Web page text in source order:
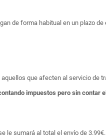
de forma habitual en un plazo
que afecten al servicio de
impuestos pero sin contar
sumará al total el envío de